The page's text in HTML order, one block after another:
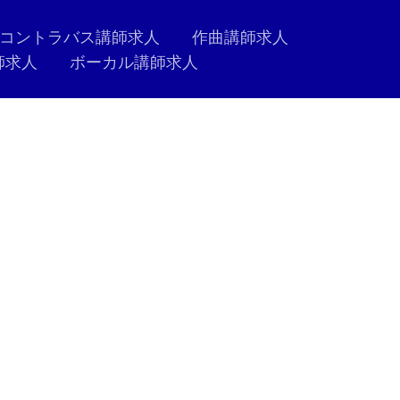
コントラバス講師求人
作曲講師求人
人 ボーカル講師求人